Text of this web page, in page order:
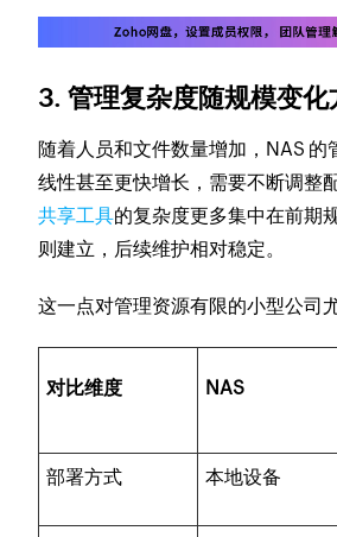
3. 管理复杂度随规模变化
随着人员和文件数量增加，NAS 的
线性甚至更快增长，需要不断调整
共享工具的复杂度更多集中在前期
则建立，后续维护相对稳定。
这一点对管理资源有限的小型公司
对比维度 NAS
部署方式 本地设备